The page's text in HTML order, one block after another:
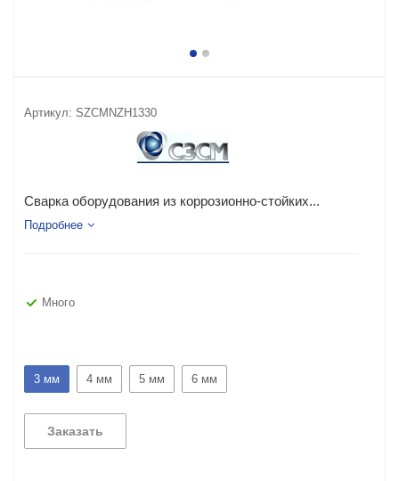
Артикул: SZCMNZH1330
Сварка оборудования из коррозионно-стойких...
Подробнее
Много
3 мм 4 мм 5 мм 6 мм
Заказать